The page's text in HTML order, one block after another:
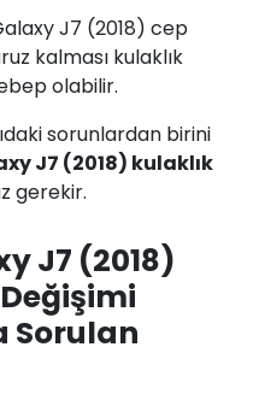
J7 (2018) cep
kalması kulaklık
olabilir.
sorunlardan birini
J7 (2018) kulaklık
gerekir.
J7 (2018)
Sorulan